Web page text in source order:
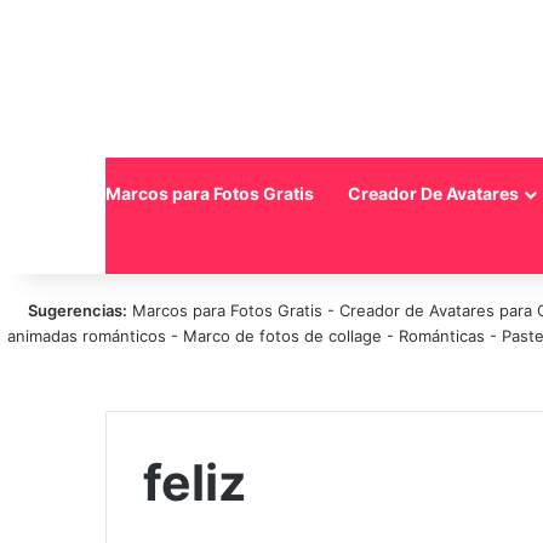
Marcos para Fotos Gratis Creador De Avatares
Sugerencias: Marcos para Fotos Gratis - Creador de Avatares para
animadas románticos - Marco de fotos de collage - Románticas -
feliz